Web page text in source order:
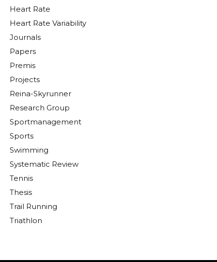
Heart Rate
Heart Rate Variability
Journals
Papers
Premis
Projects
Reina-Skyrunner
Research Group
Sportmanagement
Sports
Swimming
Systematic Review
Tennis
Thesis
Trail Running
Triathlon